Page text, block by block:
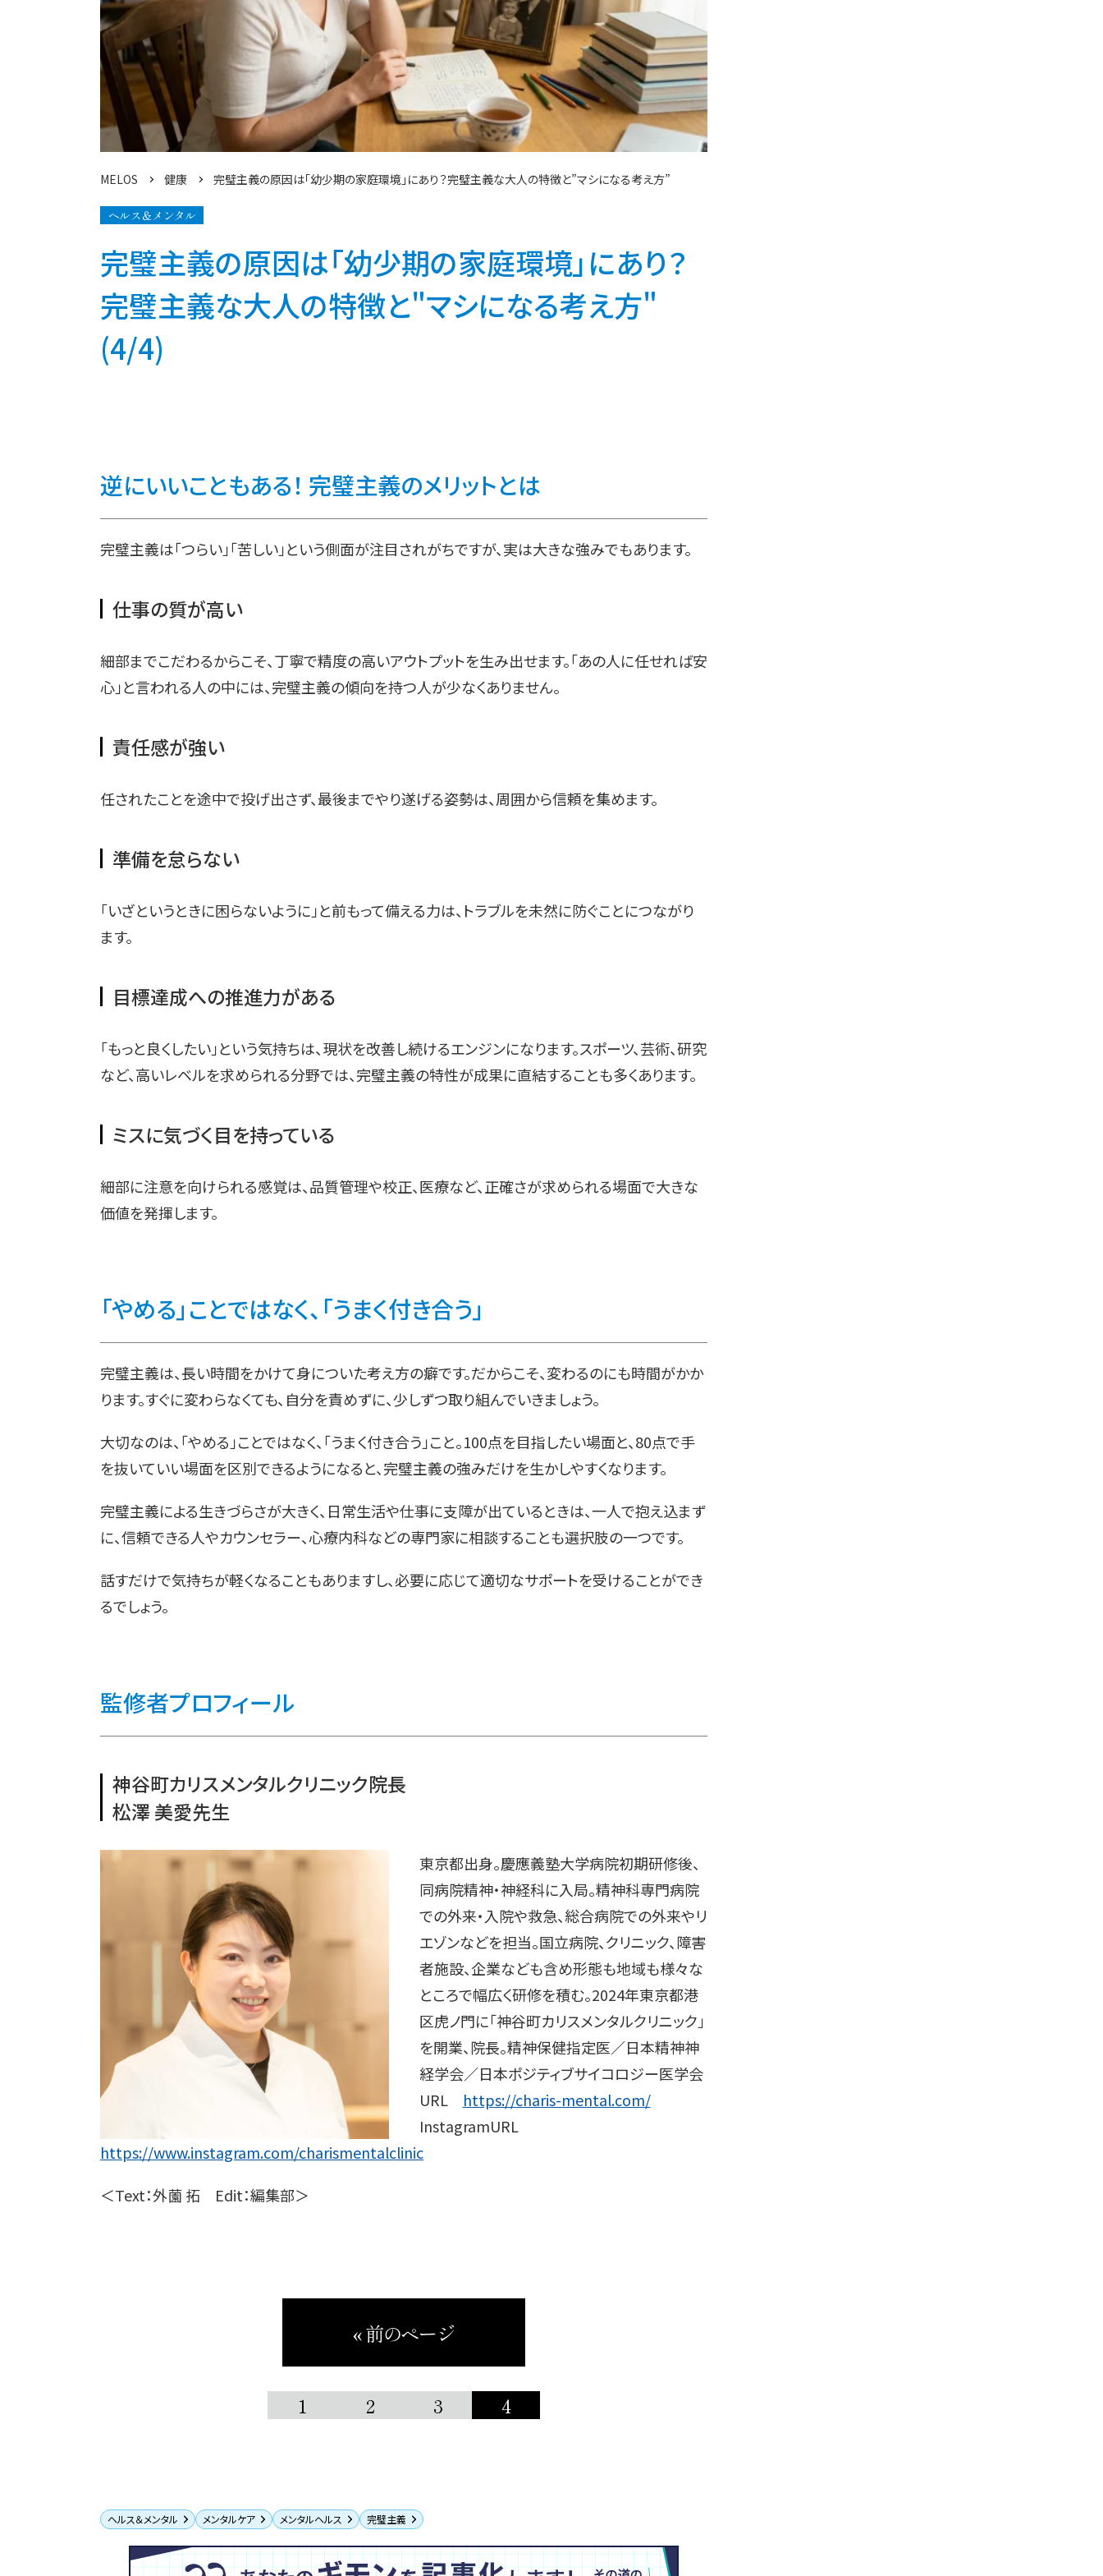
MELOS 健康 完璧主義の原因は「幼少期の家庭環境」にあり？完璧主義な大人の特徴と”マシになる考え方”
ヘルス＆メンタル
完璧主義の原因は「幼少期の家庭環境」にあり？
完璧主義な大人の特徴と"マシになる考え方"
(4/4)
逆にいいこともある！ 完璧主義のメリットとは
完璧主義は「つらい」「苦しい」という側面が注目されがちですが、実は大きな強みでもあります。
仕事の質が高い
細部までこだわるからこそ、丁寧で精度の高いアウトプットを生み出せます。「あの人に任せれば安
心」と言われる人の中には、完璧主義の傾向を持つ人が少なくありません。
責任感が強い
任されたことを途中で投げ出さず、最後までやり遂げる姿勢は、周囲から信頼を集めます。
準備を怠らない
「いざというときに困らないように」と前もって備える力は、トラブルを未然に防ぐことにつながり
ます。
目標達成への推進力がある
「もっと良くしたい」という気持ちは、現状を改善し続けるエンジンになります。スポーツ、芸術、研究
など、高いレベルを求められる分野では、完璧主義の特性が成果に直結することも多くあります。
ミスに気づく目を持っている
細部に注意を向けられる感覚は、品質管理や校正、医療など、正確さが求められる場面で大きな
価値を発揮します。
「やめる」ことではなく、「うまく付き合う」
完璧主義は、長い時間をかけて身についた考え方の癖です。だからこそ、変わるのにも時間がかか
ります。すぐに変わらなくても、自分を責めずに、少しずつ取り組んでいきましょう。
大切なのは、「やめる」ことではなく、「うまく付き合う」こと。100点を目指したい場面と、80点で手
を抜いていい場面を区別できるようになると、完璧主義の強みだけを生かしやすくなります。
完璧主義による生きづらさが大きく、日常生活や仕事に支障が出ているときは、一人で抱え込まず
に、信頼できる人やカウンセラー、心療内科などの専門家に相談することも選択肢の一つです。
話すだけで気持ちが軽くなることもありますし、必要に応じて適切なサポートを受けることができ
るでしょう。
監修者プロフィール
神谷町カリスメンタルクリニック院長
松澤 美愛先生
東京都出身。慶應義塾大学病院初期研修後、
同病院精神・神経科に入局。精神科専門病院
での外来・入院や救急、総合病院での外来やリ
エゾンなどを担当。国立病院、クリニック、障害
者施設、企業なども含め形態も地域も様々な
ところで幅広く研修を積む。2024年東京都港
区虎ノ門に「神谷町カリスメンタルクリニック」
を開業、院長。精神保健指定医／日本精神神
経学会／日本ポジティブサイコロジー医学会
URL https://charis-mental.com/
InstagramURL
https://www.instagram.com/charismentalclinic
＜Text：外薗 拓 Edit：編集部＞
« 前のページ
1 2 3 4
ヘルス＆メンタル メンタルケア メンタルヘルス 完璧主義